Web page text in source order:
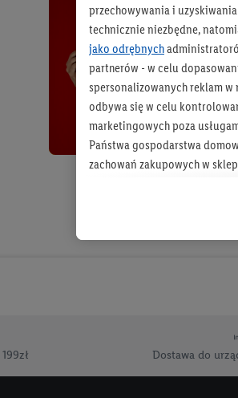
Dostawa do
przechowywania i
technicznie niezbędne,
jako odrębnych
partnerów - w celu
spersonalizowanych reklam
odbywa się w celu
marketingowych poza
Państwa gospodarstwa
zachowań zakupowych w
Tworzenie
informacji z konta klienta -
urządzenia końcowe i
przetwarzanie odbywa się
opracowywania ofert oraz